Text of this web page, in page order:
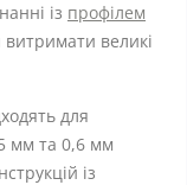
із профілем
великі
для
мм та 0,6 мм
із